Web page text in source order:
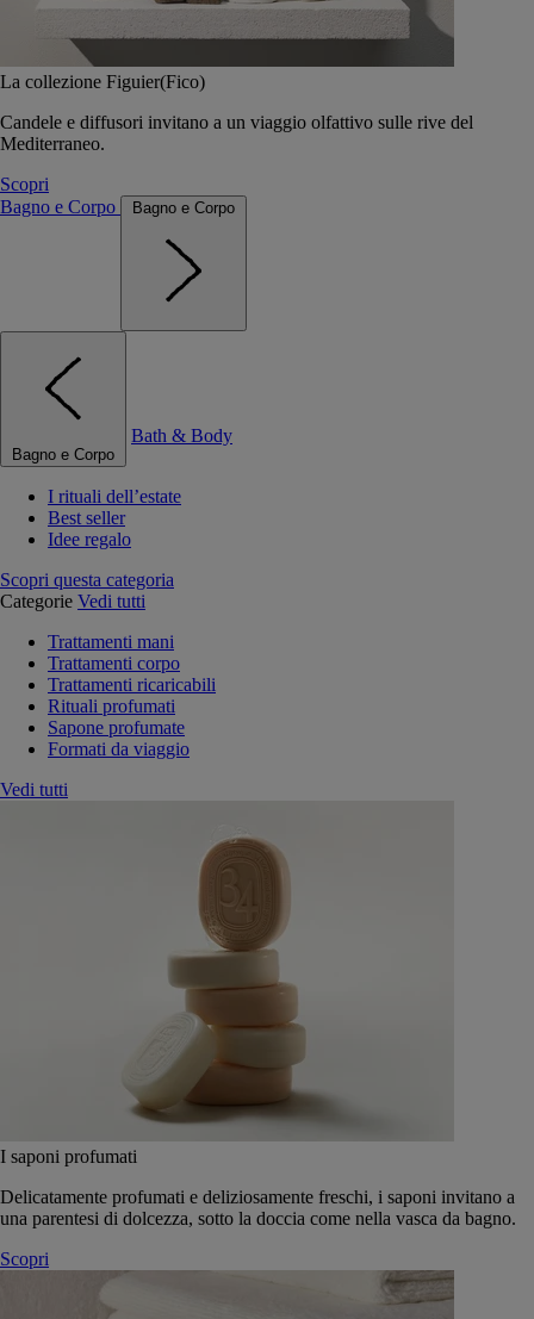
La collezione Figuier(Fico)
Candele e diffusori invitano a un viaggio olfattivo sulle rive del
Mediterraneo.
Scopri
Bagno e Corpo
Bagno e Corpo
Bagno e Corpo
Bath & Body
I rituali dell’estate
Best seller
Idee regalo
Scopri questa categoria
Categorie Vedi tutti
Trattamenti mani
Trattamenti corpo
Trattamenti ricaricabili
Rituali profumati
Sapone profumate
Formati da viaggio
Vedi tutti
I saponi profumati
Delicatamente profumati e deliziosamente freschi, i saponi invitano a
una parentesi di dolcezza, sotto la doccia come nella vasca da bagno.
Scopri